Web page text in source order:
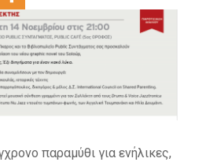
παραμύθι για ενήλικες,